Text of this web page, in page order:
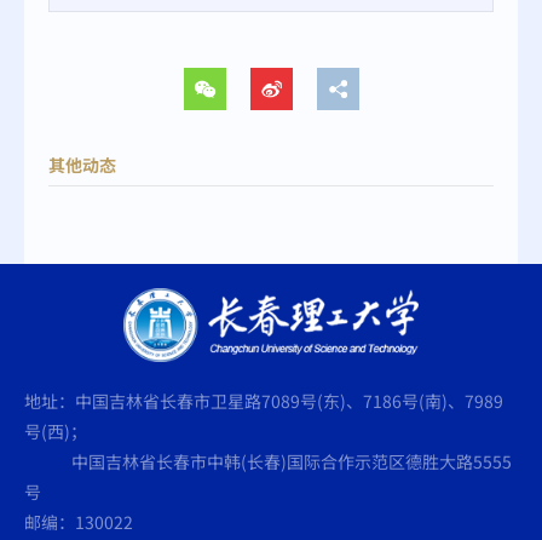
其他动态
地址：中国吉林省长春市卫星路7089号(东)、7186号(南)、7989
号(西)；
中国吉林省长春市中韩(长春)国际合作示范区德胜大路5555
号
邮编：130022